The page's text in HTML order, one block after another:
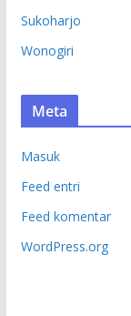
Sukoharjo
Wonogiri
Meta
Masuk
Feed entri
Feed komentar
WordPress.org